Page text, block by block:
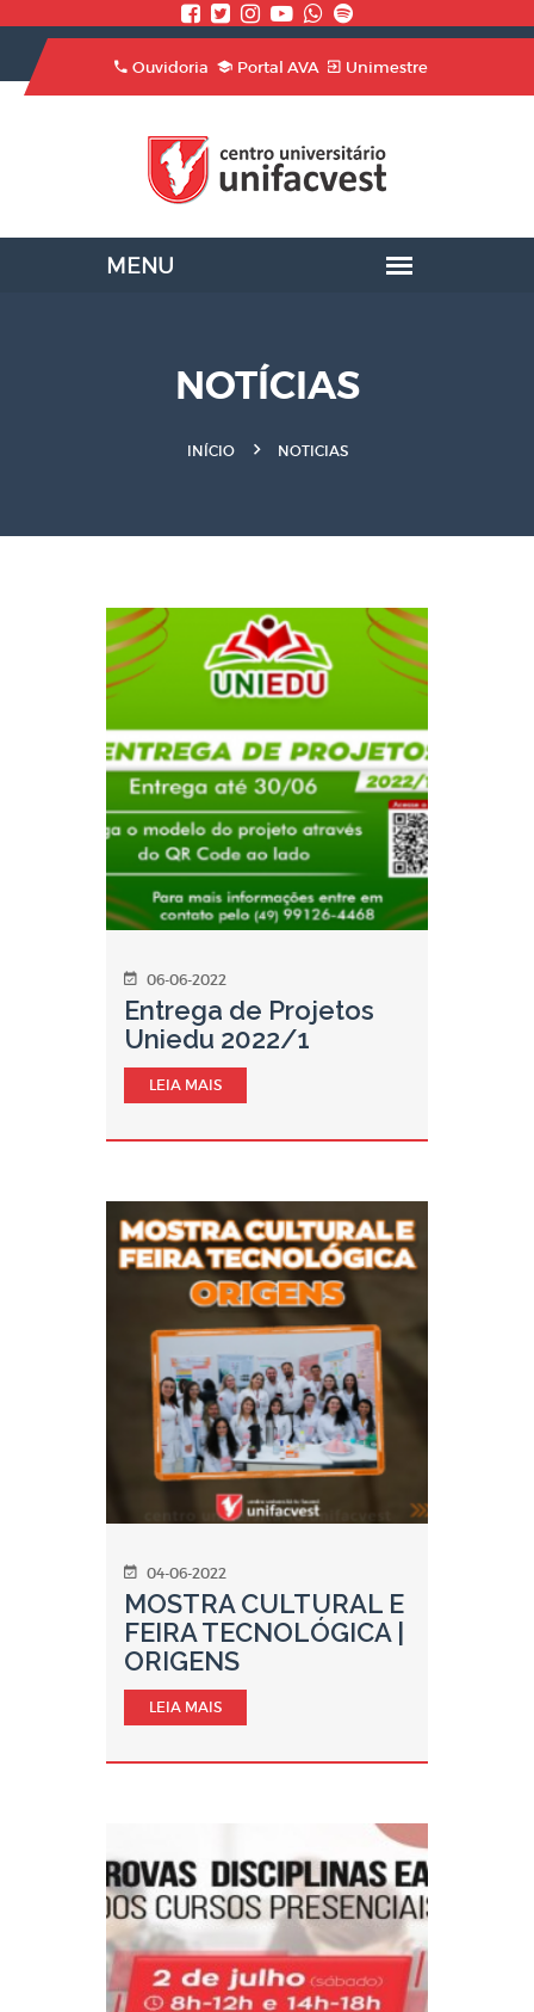
Ouvidoria Portal AVA Unimestre
NOTÍCIAS
INÍCIO NOTICIAS
06-06-2022
Entrega de Projetos
Uniedu 2022/1
LEIA MAIS
04-06-2022
MOSTRA CULTURAL E
FEIRA TECNOLÓGICA |
ORIGENS
LEIA MAIS